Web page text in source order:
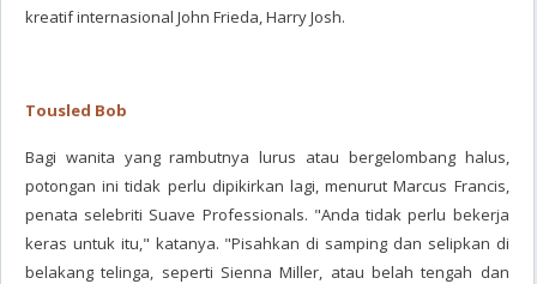
kreatif internasional John Frieda, Harry Josh.
Tousled Bob
Bagi wanita yang rambutnya lurus atau bergelombang halus,
potongan ini tidak perlu dipikirkan lagi, menurut Marcus Francis,
penata selebriti Suave Professionals. "Anda tidak perlu bekerja
keras untuk itu," katanya. "Pisahkan di samping dan selipkan di
belakang telinga, seperti Sienna Miller, atau belah tengah dan